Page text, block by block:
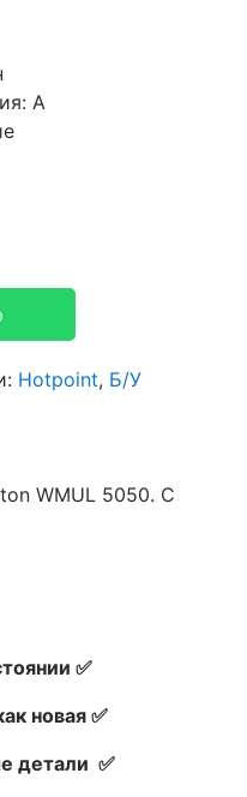
A
Hotpoint, Б/У
WMUL 5050. С
✅
новая ✅
детали ✅